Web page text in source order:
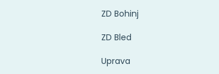
ZD Bohinj
ZD Bled
Uprava